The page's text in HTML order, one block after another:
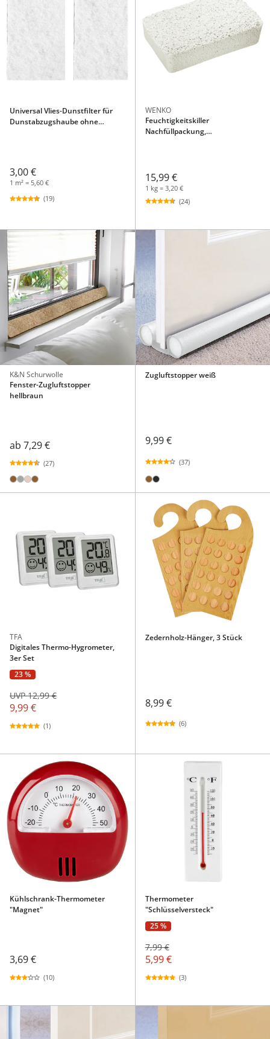
Universal Vlies-Dunstfilter für
Dunstabzugshaube ohne
3,00 €
1 m² = 5,60 €
(19)
WENKO
Feuchtigkeitskiller
Nachfüllpackung,
15,99 €
1 kg = 3,20 €
(24)
K&N Schurwolle
Fenster-Zugluftstopper
hellbraun
ab 7,29 €
(27)
Zugluftstopper weiß
9,99 €
(37)
TFA
Digitales Thermo-Hygrometer,
3er Set
23 %
9,99 €
UVP 12,99 €
(1)
Zedernholz-Hänger, 3 Stück
8,99 €
(6)
Kühlschrank-Thermometer
"Magnet"
3,69 €
(10)
Thermometer
"Schlüsselversteck"
25 %
7,99 €
5,99 €
(3)